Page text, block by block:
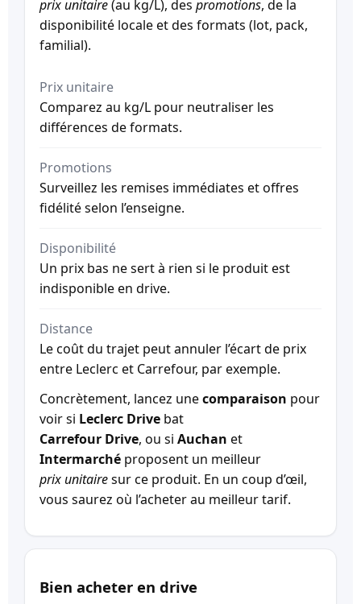
prix unitaire(au kg/L), des promotions, de la
disponibilité locale et des formats (lot, pack,
familial).
Prix unitaire
Comparez au kg/L pour neutraliser les
différences de formats.
Promotions
Surveillez les remises immédiates et offres
fidélité selon l’enseigne.
Disponibilité
Un prix bas ne sert à rien si le produit est
indisponible en drive.
Distance
Le coût du trajet peut annuler l’écart de prix
entre Leclerc et Carrefour, par exemple.
Concrètement, lancez unecomparaison pour
voir si Leclerc Drive bat
Carrefour Drive, ou si Auchan et
Intermarché proposent un meilleur
prix unitairesur ce produit. En un coup d’œil,
vous saurez où l’acheter au meilleur tarif.
Bien acheter en drive